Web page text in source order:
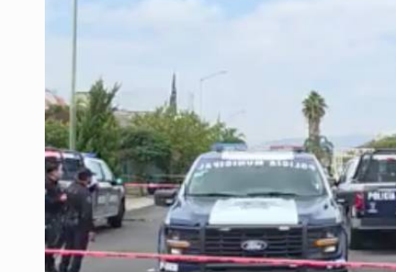
Ayotzinapa: A casi 12 años,
Caen en Zapopan 'El Ruso',
Pide regidora investigar
Ciclosporiasis no representa un
Detienen en CDMX a Guadalupe
Belinda se corona como la más